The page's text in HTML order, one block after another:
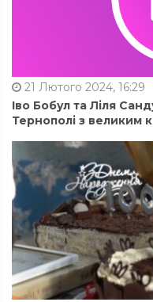
21 Лютого 2024, 16:29
Іво Бобул та Ліля
Тернополі з великим